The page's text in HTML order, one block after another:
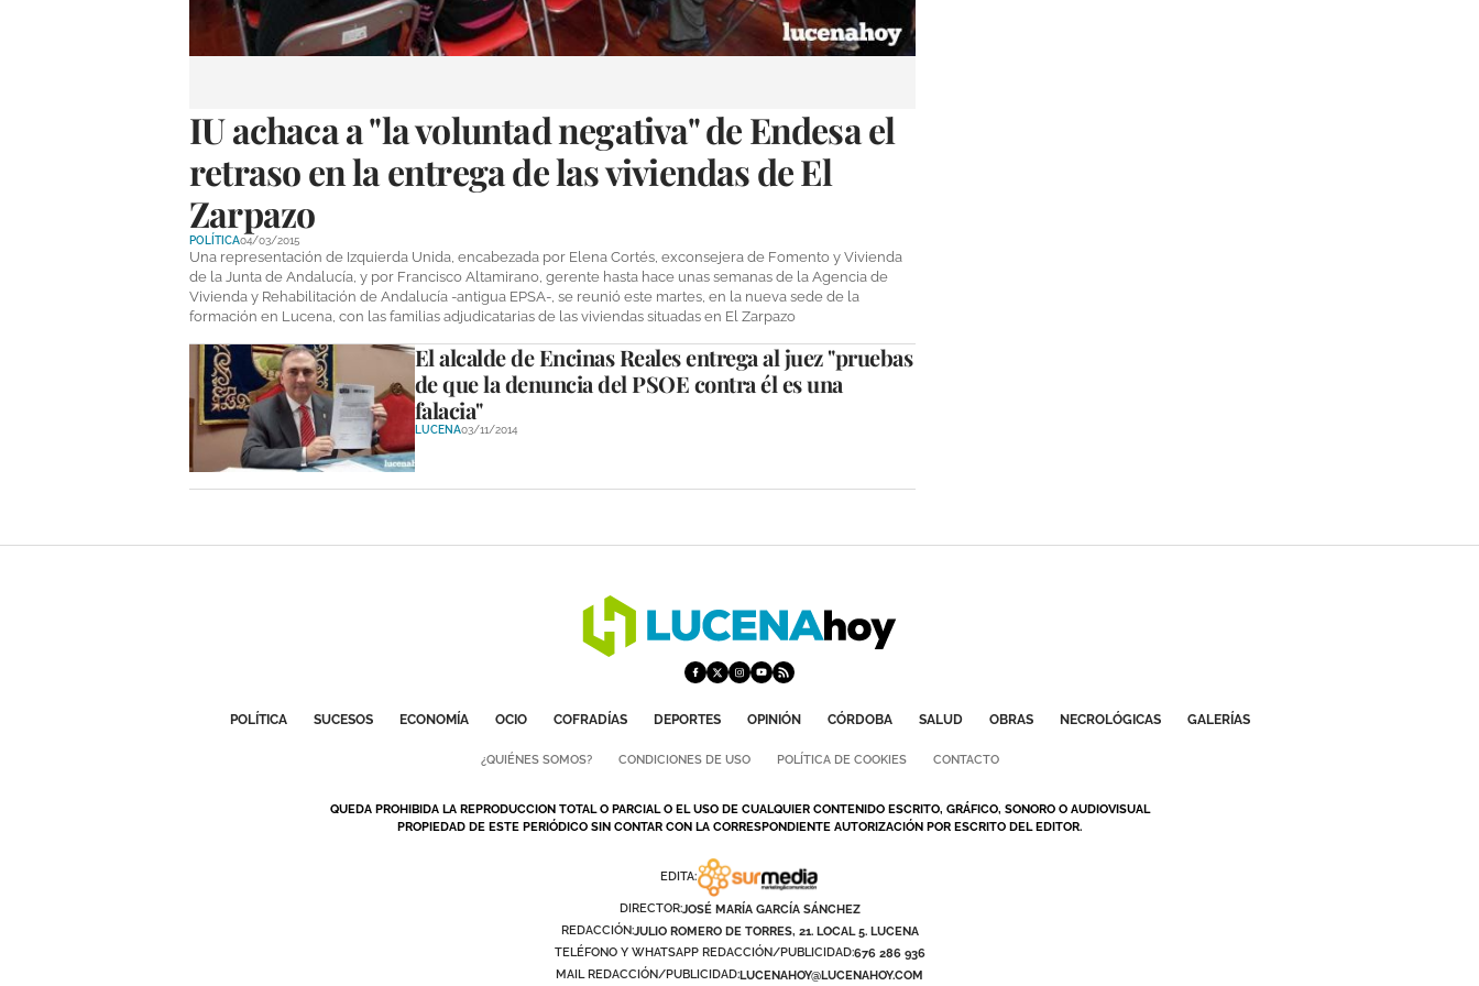
IU achaca a "la voluntad negativa" de Endesa el
retraso en la entrega de las viviendas de El
Zarpazo
POLÍTICA04/03/2015
Una representación de Izquierda Unida, encabezada por Elena Cortés, exconsejera de Fomento y Vivienda
de la Junta de Andalucía, y por Francisco Altamirano, gerente hasta hace unas semanas de la Agencia de
Vivienda y Rehabilitación de Andalucía -antigua EPSA-, se reunió este martes, en la nueva sede de la
formación en Lucena, con las familias adjudicatarias de las viviendas situadas en El Zarpazo
El alcalde de Encinas Reales entrega al juez "pruebas
de que la denuncia del PSOE contra él es una
falacia"
LUCENA03/11/2014
POLÍTICA SUCESOS ECONOMÍA OCIO COFRADÍAS DEPORTES OPINIÓN CÓRDOBA SALUD OBRAS NECROLÓGICAS GALERÍAS
¿QUIÉNES SOMOS? CONDICIONES DE USO POLÍTICA DE COOKIES CONTACTO
QUEDA PROHIBIDA LA REPRODUCCION TOTAL O PARCIAL O EL USO DE CUALQUIER CONTENIDO ESCRITO, GRÁFICO, SONORO O AUDIOVISUAL
PROPIEDAD DE ESTE PERIÓDICO SIN CONTAR CON LA CORRESPONDIENTE AUTORIZACIÓN POR ESCRITO DEL EDITOR.
EDITA:
DIRECTOR:JOSÉ MARÍA GARCÍA SÁNCHEZ
REDACCIÓN:JULIO ROMERO DE TORRES, 21. LOCAL 5. LUCENA
TELÉFONO Y WHATSAPP REDACCIÓN/PUBLICIDAD:676 286 936
MAIL REDACCIÓN/PUBLICIDAD:LUCENAHOY@LUCENAHOY.COM